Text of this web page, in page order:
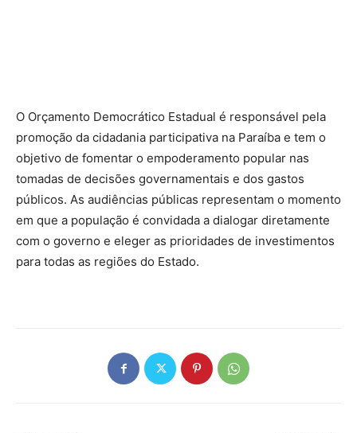
O Orçamento Democrático Estadual é responsável pela
promoção da cidadania participativa na Paraíba e tem o
objetivo de fomentar o empoderamento popular nas
tomadas de decisões governamentais e dos gastos
públicos. As audiências públicas representam o momento
em que a população é convidada a dialogar diretamente
com o governo e eleger as prioridades de investimentos
para todas as regiões do Estado.